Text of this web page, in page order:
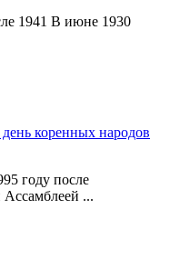
1941 В июне 1930
коренных народов
году после
Ассамблеей ...